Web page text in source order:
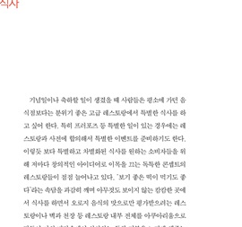
공사 중, 주목해야 할 현대적 주택 건설
피플, 트레이닝복을 입다
산, 몸매 가꾸기에 열성인 불가리아 청춘
비즈니스의 열쇠, 무취+α
이다, 변화하는 베트남
: 두둑한 지갑을 가진 소비자들